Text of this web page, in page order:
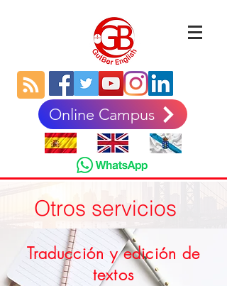
Online Campus
Otros servicios
Traducción y edición de
textos